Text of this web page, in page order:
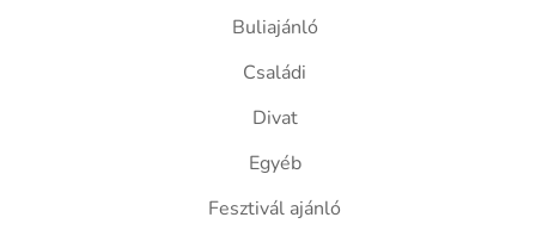
Buliajánló
Családi
Divat
Egyéb
Fesztivál ajánló